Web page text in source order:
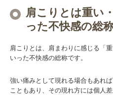
肩こりとは重い
った不快感の総
肩こりとは、肩まわりに感じる「
いった不快感の総称です。
強い痛みとして現れる場合もあれ
こともあり、その現れ方には個人差